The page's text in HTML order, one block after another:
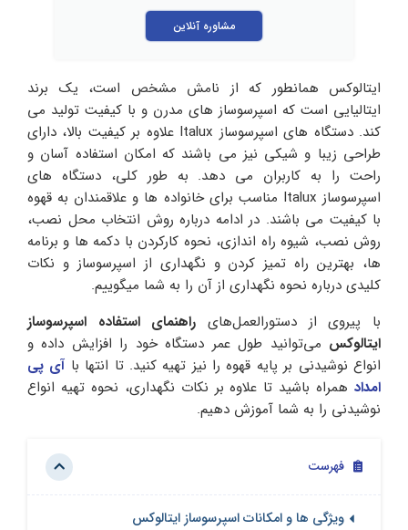
مشاوره آنلاین
ایتالوکس همانطور که از نامش مشخص است، یک برند
ایتالیایی است که اسپرسوساز های مدرن و با کیفیت تولید می
کند. دستگاه های اسپرسوساز Italux علاوه بر کیفیت بالا، دارای
طراحی زیبا و شیکی نیز می باشند که امکان استفاده آسان و
راحت را به کاربران می دهد. به طور کلی، دستگاه های
اسپرسوساز Italux مناسب برای خانواده ها و علاقمندان به قهوه
با کیفیت می باشند. در ادامه درباره روش انتخاب محل نصب،
روش نصب، شیوه راه اندازی، نحوه کارکردن با دکمه ها و برنامه
ها، بهترین راه تمیز کردن و نگهداری از اسپرسوساز و نکات
کلیدی درباره نحوه نگهداری از آن را به شما میگوییم.
با پیروی از دستورالعمل‌های راهنمای استفاده اسپرسوساز
ایتالوکس می‌توانید طول عمر دستگاه خود را افزایش داده و
انواع نوشیدنی بر پایه قهوه را نیز تهیه کنید. تا انتها با آی پی
امداد همراه باشید تا علاوه بر نکات نگهداری، نحوه تهیه انواع
نوشیدنی را به شما آموزش دهیم.
فهرست
ویژگی ها و امکانات اسپرسوساز ایتالوکس